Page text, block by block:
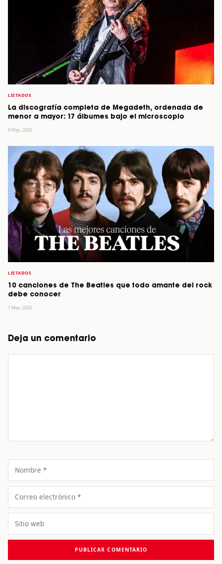
LISTADOS
La discografía completa de Megadeth, ordenada de
menor a mayor: 17 álbumes bajo el microscopio
9 May, 2026
LISTADOS
10 canciones de The Beatles que todo amante del rock
debe conocer
1 May, 2026
Deja un comentario
Nombre
Correo
electrónico
Sitio
web